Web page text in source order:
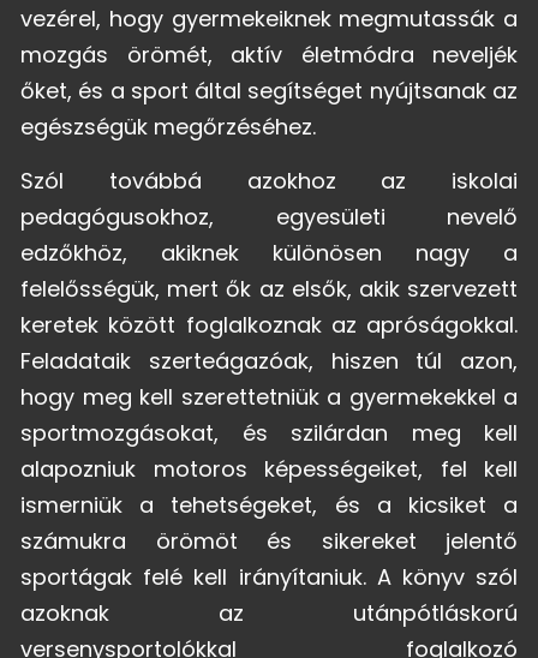
vezérel, hogy gyermekeiknek megmutassák a
mozgás örömét, aktív életmódra neveljék
őket, és a sport által segítséget nyújtsanak az
egészségük megőrzéséhez.
Szól továbbá azokhoz az iskolai
pedagógusokhoz, egyesületi nevelő
edzőkhöz, akiknek különösen nagy a
felelősségük, mert ők az elsők, akik szervezett
keretek között foglalkoznak az apróságokkal.
Feladataik szerteágazóak, hiszen túl azon,
hogy meg kell szerettetniük a gyermekekkel a
sportmozgásokat, és szilárdan meg kell
alapozniuk motoros képességeiket, fel kell
ismerniük a tehetségeket, és a kicsiket a
számukra örömöt és sikereket jelentő
sportágak felé kell irányítaniuk. A könyv szól
azoknak az utánpótláskorú
versenysportolókkal foglalkozó